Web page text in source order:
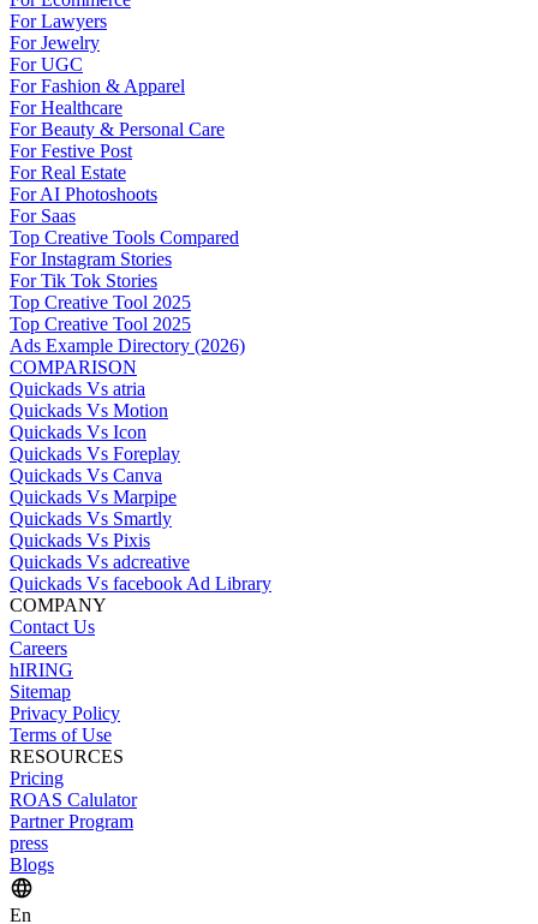
For Lawyers
For Jewelry
For UGC
For Fashion & Apparel
For Healthcare
For Beauty & Personal Care
For Festive Post
For Real Estate
For AI Photoshoots
For Saas
Top Creative Tools Compared
For Instagram Stories
For Tik Tok Stories
Top Creative Tool 2025
Top Creative Tool 2025
Ads Example Directory (2026)
COMPARISON
Quickads Vs atria
Quickads Vs Motion
Quickads Vs Icon
Quickads Vs Foreplay
Quickads Vs Canva
Quickads Vs Marpipe
Quickads Vs Smartly
Quickads Vs Pixis
Quickads Vs adcreative
Quickads Vs facebook Ad Library
COMPANY
Contact Us
Careers
hIRING
Sitemap
Privacy Policy
Terms of Use
RESOURCES
Pricing
ROAS Calulator
Partner Program
press
Blogs
En